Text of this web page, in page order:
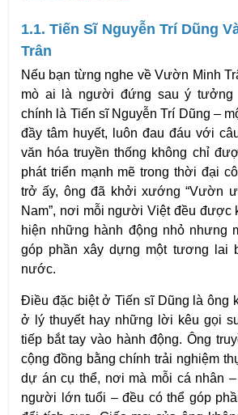
1.1. Tiến Sĩ Nguyễn Trí Dũng
Trân
Nếu bạn từng nghe về Vườn Minh
mò ai là người đứng sau ý tưởng
chính là Tiến sĩ Nguyễn Trí Dũng –
đầy tâm huyết, luôn đau đáu với
văn hóa truyền thống không chỉ
phát triển mạnh mẽ trong thời đại
trở ấy, ông đã khởi xướng “Vườn
Nam”, nơi mỗi người Việt đều được
hiện những hành động nhỏ nhưng
góp phần xây dựng một tương lai
nước.
Điều đặc biệt ở Tiến sĩ Dũng là ông
ở lý thuyết hay những lời kêu gọi
tiếp bắt tay vào hành động. Ông
cộng đồng bằng chính trải nghiệm
dự án cụ thể, nơi mà mỗi cá nhân
người lớn tuổi – đều có thể góp